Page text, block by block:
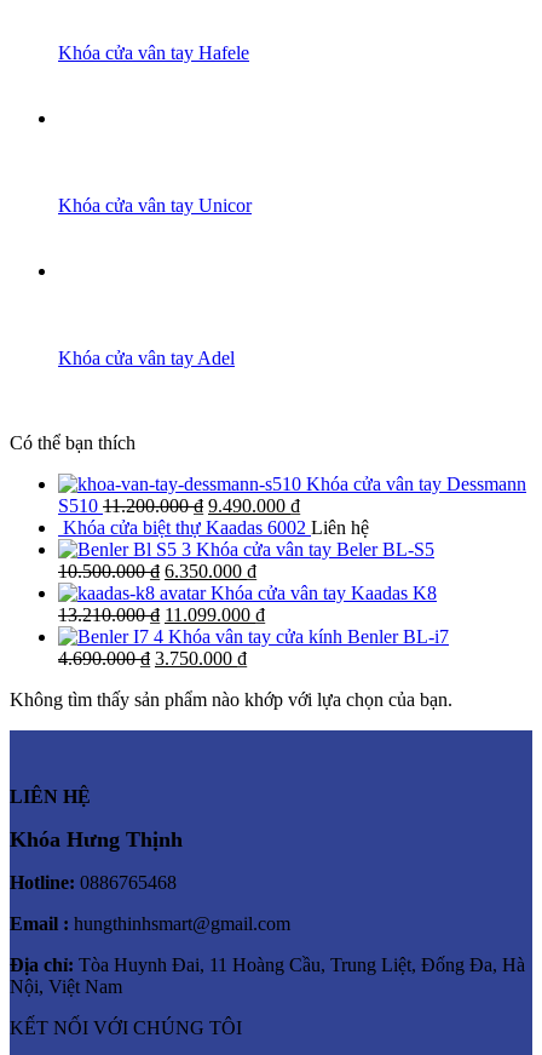
Khóa cửa vân tay Hafele
Khóa cửa vân tay Unicor
Khóa cửa vân tay Adel
Có thể bạn thích
Khóa cửa vân tay Dessmann
S510 11.200.000₫ 9.490.000 ₫
Khóa cửa biệt thự Kaadas 6002 Liên hệ
Khóa cửa vân tay Beler BL-S5
10.500.000₫ 6.350.000 ₫
Khóa cửa vân tay Kaadas K8
13.210.000₫ 11.099.000 ₫
Khóa vân tay cửa kính Benler BL-i7
4.690.000₫ 3.750.000 ₫
Không tìm thấy sản phẩm nào khớp với lựa chọn của bạn.
LIÊN HỆ
Khóa Hưng Thịnh
Hotline: 0886765468
Email : hungthinhsmart@gmail.com
Địa chỉ: Tòa Huynh Đai, 11 Hoàng Cầu, Trung Liệt, Đống Đa, Hà
Nội, Việt Nam
KẾT NỐI VỚI CHÚNG TÔI